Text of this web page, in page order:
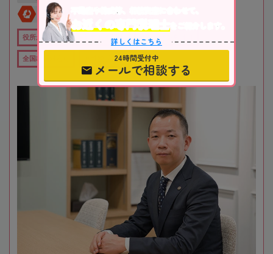
全国対応 初回相談無料
役所から近い 在籍数10名以上 オンライン相談可
全国出張対応可 女性税理士在籍
不動産や株式等、相続資産に合わせて、
お近くの専門税理士
をご紹介します。
詳しくはこちら
24時間受付中
メールで相談する